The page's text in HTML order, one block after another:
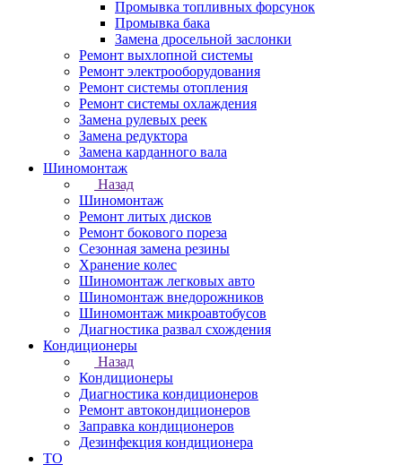
Промывка топливных форсунок
Промывка бака
Замена дросельной заслонки
Ремонт выхлопной системы
Ремонт электрооборудования
Ремонт системы отопления
Ремонт системы охлаждения
Замена рулевых реек
Замена редуктора
Замена карданного вала
Шиномонтаж
Назад
Шиномонтаж
Ремонт литых дисков
Ремонт бокового пореза
Сезонная замена резины
Хранение колес
Шиномонтаж легковых авто
Шиномонтаж внедорожников
Шиномонтаж микроавтобусов
Диагностика развал схождения
Кондиционеры
Назад
Кондиционеры
Диагностика кондиционеров
Ремонт автокондиционеров
Заправка кондиционеров
Дезинфекция кондиционера
ТО